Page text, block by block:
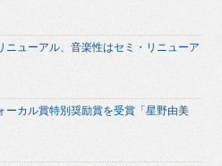
ニューアル、音楽性はセミ・リニューア
ーカル賞特別奨励賞を受賞「星野由美